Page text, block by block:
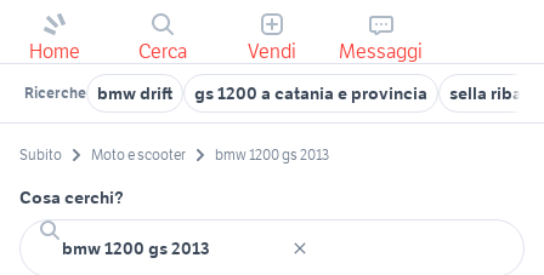
Home Cerca Vendi Messaggi
Ricerche bmw drift gs 1200 a catania e provincia sella
Subito Moto e scooter bmw 1200 gs 2013
Cosa cerchi?